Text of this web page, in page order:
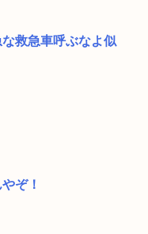
救急車呼ぶなよ似
ぞ！